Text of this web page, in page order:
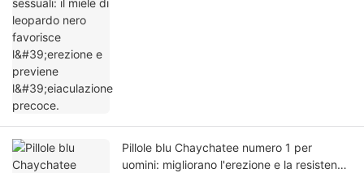
Pillole blu Chaychatee numero 1 per
uomini: migliorano l'erezione e la resistenza